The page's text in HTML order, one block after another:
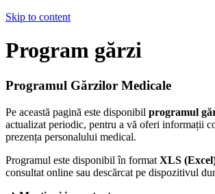
Skip to content
Program gărzi
Programul Gărzilor Medicale
Pe această pagină este disponibil programul
actualizat periodic, pentru a vă oferi informații
prezența personalului medical.
Programul este disponibil în format XLS
consultat online sau descărcat pe dispozitivul